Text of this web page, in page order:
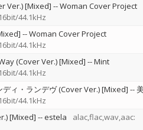
Ver.) [Mixed] --Woman Cover Project
44.1kHz
--Woman Cover Project
44.1kHz
(Cover Ver.) [Mixed] --Mint
44.1kHz
ディ・ランデヴ (Cover Ver.) [Mixed] --
44.1kHz
[Mixed] --estela
alac,flac,wav,aac: